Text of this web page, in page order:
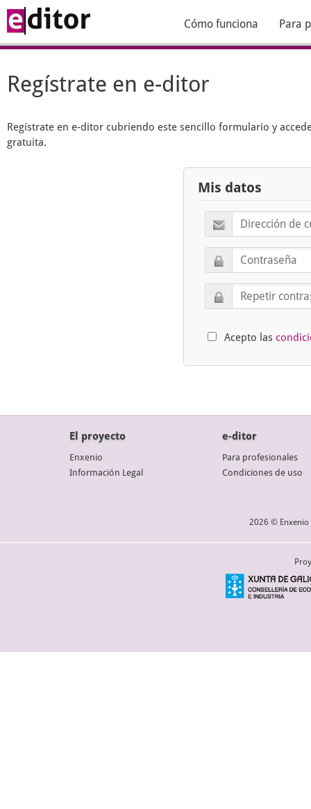
Cómo funciona Para
Regístrate en e-ditor
Regístrate en e-ditor cubriendo este sencillo formulario y
gratuita.
Mis datos
Acepto las
El proyecto
Enxenio
Información Legal
e-ditor
Para profesionales
Condiciones de uso
2026 © Enxenio